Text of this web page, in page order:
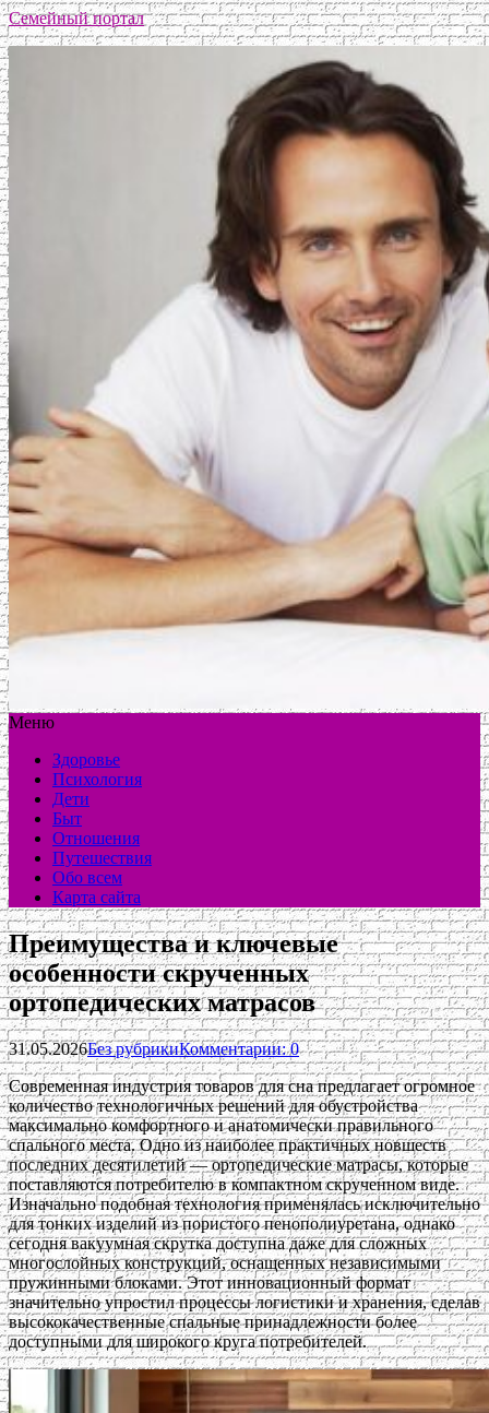
Семейный портал
Меню
Здоровье
Психология
Дети
Быт
Отношения
Путешествия
Обо всем
Карта сайта
Преимущества и ключевые
особенности скрученных
ортопедических матрасов
31.05.2026Без рубрикиКомментарии: 0
Современная индустрия товаров для сна предлагает огромное
количество технологичных решений для обустройства
максимально комфортного и анатомически правильного
спального места. Одно из наиболее практичных новшеств
последних десятилетий — ортопедические матрасы, которые
поставляются потребителю в компактном скрученном виде.
Изначально подобная технология применялась исключительно
для тонких изделий из пористого пенополиуретана, однако
сегодня вакуумная скрутка доступна даже для сложных
многослойных конструкций, оснащенных независимыми
пружинными блоками. Этот инновационный формат
значительно упростил процессы логистики и хранения, сделав
высококачественные спальные принадлежности более
доступными для широкого круга потребителей.